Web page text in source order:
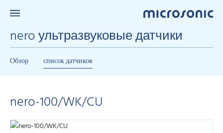
nero ультразвуковые датчики
Обзор список датчиков
nero-100/WK/CU